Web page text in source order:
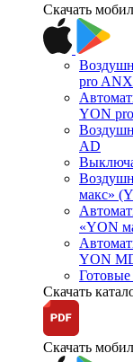
Скачать
pro ANX
YON
AD
макс»
«YON
YON
Скачать
Скачать